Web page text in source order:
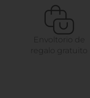
Envoltorio de
regalo gratuito